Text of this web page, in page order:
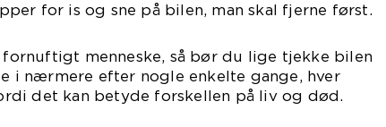
for is og sne på bilen, man skal fjerne først.
menneske, så bør du lige tjekke bilen
i nærmere efter nogle enkelte gange, hver
det kan betyde forskellen på liv og død.